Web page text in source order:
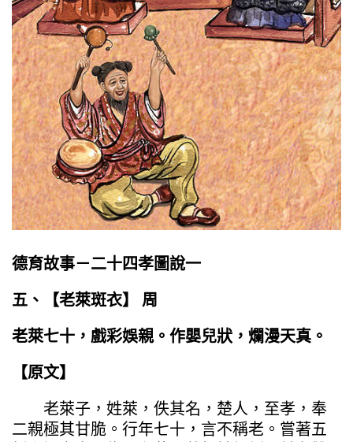
德育故事－二十四孝圖說一
五、【老萊斑衣】 周
老萊七十，戲彩娛親。作嬰兒狀，爛漫天真。
【原文】
老萊子，姓萊，佚其名，楚人，至孝，奉
二親極其甘脆。行年七十，言不稱老。嘗著五